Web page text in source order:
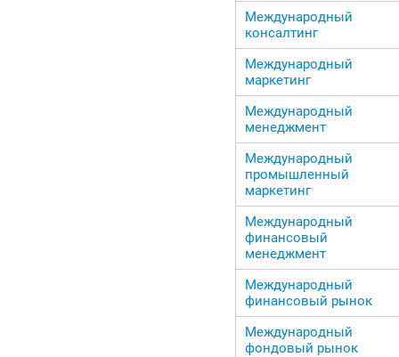
Международный
консалтинг
Международный
маркетинг
Международный
менеджмент
Международный
промышленный
маркетинг
Международный
финансовый
менеджмент
Международный
финансовый рынок
Международный
фондовый рынок